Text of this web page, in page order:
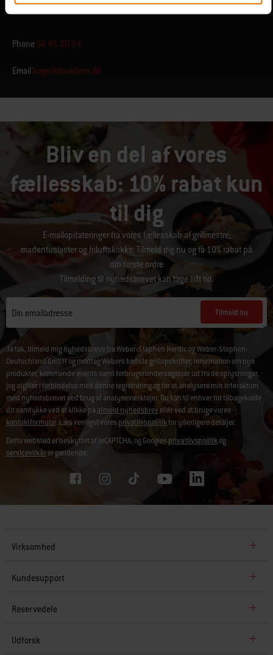
Phone 56 65 00 24
Email koge@davidsen.dk
Bliv en del af vores
fællesskab: 10% rabat kun
til dig
E-mailopdateringer fra vores fællesskab af grillmestre,
madentusiaster og friluftskokke. Tilmeld dig nu og få 10% rabat på
din første ordre
Tilmelding til nyhedsbrevet kan tage lidt tid.
Din emailadresse Tilmeld nu
Ja tak, tilmeld mig nyhedsbreve fra Weber-Stephen Nordic og Weber-Stephen
Deutschland GmbH og modtag Webers bedste grillopskrifter, information om nye
produkter, kommende events samt forbrugerundersøgelser ud fra de oplysninger,
jeg afgiver i forbindelse med denne registrering og for at analysere min interaktion
med nyhedsbrevet ved brug af analyseværktøjer. Du kan til enhver tid tilbagekalde
dit samtykke ved at klikke på afmeld nyhedsbreveller ved at bruge vores
kontaktformular. Læs venligst voresprivatlivspolitikfor yderligere detaljer.
Dette websted er beskyttet af reCAPTCHA, og Googlesprivatlivspolitikog
servicevilkårer gældende.
Virksomhed
Kundesupport
Reservedele
Udforsk